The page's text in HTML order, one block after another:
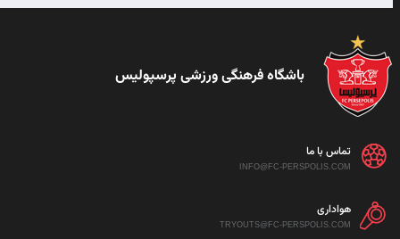
باشگاه فرهنگی ورزشی پرسپولیس
تماس با ما
INFO@FC-PERSPOLIS.COM
هواداری
TRYOUTS@FC-PERSPOLIS.COM